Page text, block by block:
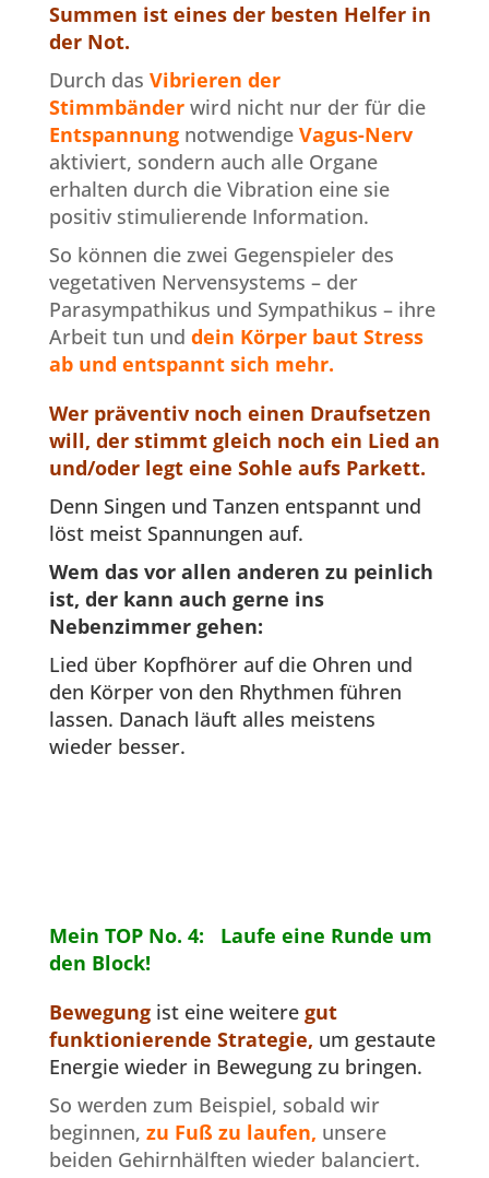
Summen ist eines der besten Helfer in
der Not.
Durch das Vibrieren der
Stimmbänderwird nicht nur der für die
Entspannung notwendige Vagus-Nerv
aktiviert, sondern auch alle Organe
erhalten durch die Vibration eine sie
positiv stimulierende Information.
So können die zwei Gegenspieler des
vegetativen Nervensystems – der
Parasympathikus und Sympathikus – ihre
Arbeit tun und dein Körper baut Stress
ab und entspannt sich mehr.
Wer präventiv noch einen Draufsetzen
will, der stimmt gleich noch ein Lied an
und/oder legt eine Sohle aufs Parkett.
Denn Singen und Tanzen entspannt und
löst meist Spannungen auf.
Wem das vor allen anderen zu peinlich
ist, der kann auch gerne ins
Nebenzimmer gehen:
Lied über Kopfhörer auf die Ohren und
den Körper von den Rhythmen führen
lassen. Danach läuft alles meistens
wieder besser.
Mein TOP No. 4: Laufe eine Runde um
den Block!
Bewegung ist eine weitere gut
funktionierende Strategie, um gestaute
Energie wieder in Bewegung zu bringen.
So werden zum Beispiel, sobald wir
beginnen, zu Fuß zu laufen, unsere
beiden Gehirnhälften wieder balanciert.